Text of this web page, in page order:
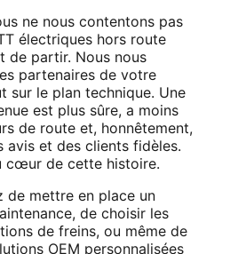
ne nous contentons pas
électriques hors route
de partir. Nous nous
partenaires de votre
sur le plan technique. Une
est plus sûre, a moins
de route et, honnêtement,
avis et des clients fidèles.
cœur de cette histoire.
de mettre en place un
de choisir les
de freins, ou même de
OEM personnalisées